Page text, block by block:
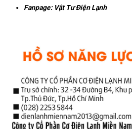
Fanpage: Vật Tư Điện Lạnh